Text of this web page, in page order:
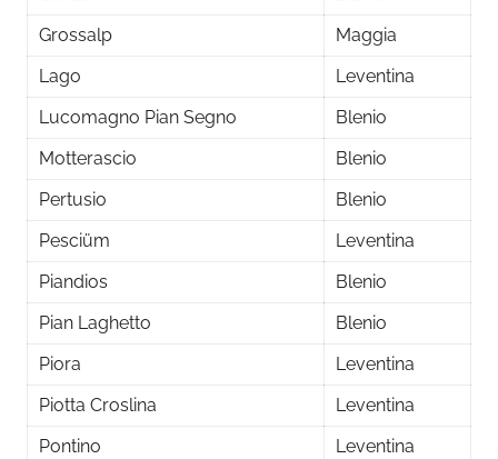
Grossalp
Maggia
Lago
Leventina
Lucomagno Pian Segno
Blenio
Motterascio
Blenio
Pertusio
Blenio
Pesciüm
Leventina
Piandios
Blenio
Pian Laghetto
Blenio
Piora
Leventina
Piotta Croslina
Leventina
Pontino
Leventina